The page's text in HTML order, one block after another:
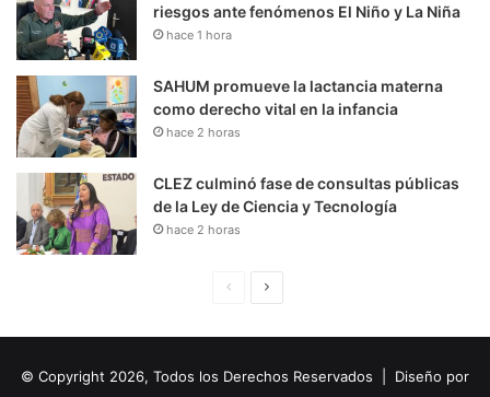
riesgos ante fenómenos El Niño y La Niña
hace 1 hora
SAHUM promueve la lactancia materna
como derecho vital en la infancia
hace 2 horas
CLEZ culminó fase de consultas públicas
de la Ley de Ciencia y Tecnología
hace 2 horas
i
u
© Copyright 2026, Todos los Derechos Reservados | Diseño por